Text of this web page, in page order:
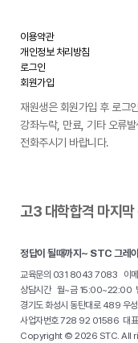
이용약관
개인정보 처리방침
로그인
회원가입
재원생은 회원가입 후 로그
강좌누락, 만료, 기타 오류
전화주시기 바랍니다.
고3 대학합격 마지
정답이 될때까지~ STC 그레
교육문의 031 8043 7083 이
상담시간 월~금 15:00~22:00
경기도 화성시 동탄대로 489 우
사업자번호 728 92 01586 대표
Copyright © 2026 STC. All